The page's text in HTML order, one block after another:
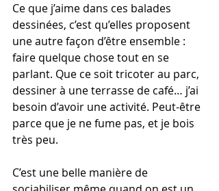
Ce que j’aime dans ces balades
dessinées, c’est qu’elles proposent
une autre façon d’être ensemble :
faire quelque chose tout en se
parlant. Que ce soit tricoter au parc,
dessiner à une terrasse de café… j’ai
besoin d’avoir une activité. Peut-être
parce que je ne fume pas, et je bois
très peu.
C’est une belle manière de